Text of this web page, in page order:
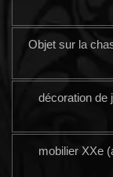
Objet sur la
décoration de
mobilier XXe